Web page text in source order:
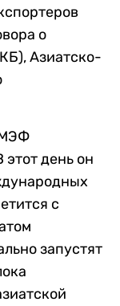
о
Азиатско-
этот день он
с
запустят